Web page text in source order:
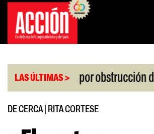
Saltar
contenido
LAS ÚLTIMAS >
protesta por obstrucción de
DE CERCA| RITA CORTESE